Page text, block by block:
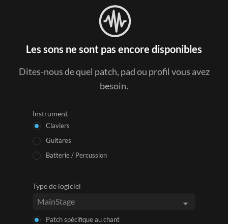
Les sons ne sont pas encore disponibles
Dites-nous de quel patch, pad ou profil vous avez
besoin.
Instrument
Claviers
Guitares
Batterie / Percussion
Type de logiciel
Patch spécifique au chant